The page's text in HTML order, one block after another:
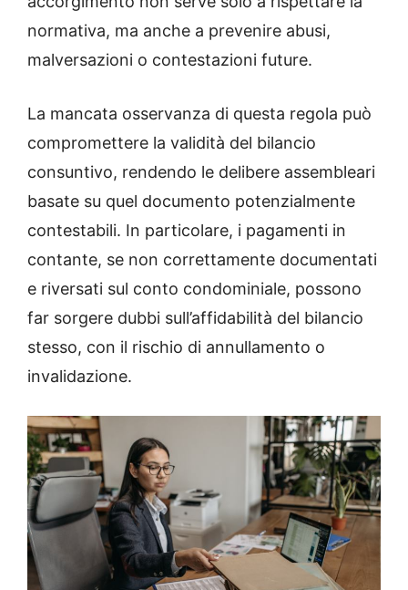
normativa, ma anche a prevenire abusi,
malversazioni o contestazioni future.
La mancata osservanza di questa regola può
compromettere la validità del bilancio
consuntivo, rendendo le delibere assembleari
basate su quel documento potenzialmente
contestabili. In particolare, i pagamenti in
contante, se non correttamente documentati
e riversati sul conto condominiale, possono
far sorgere dubbi sull’affidabilità del bilancio
stesso, con il rischio di annullamento o
invalidazione.